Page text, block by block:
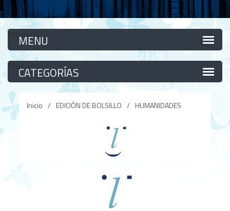
Categorías
Categorías
Inicio / EDICIÓN DE BOLSILLO / HUMANIDADES